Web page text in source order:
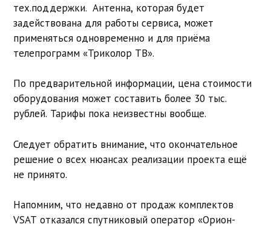
тех.поддержки. Антенна, которая будет
задействована для работы сервиса, может
применяться одновременно и для приёма
телепрограмм «Триколор ТВ».
По предварительной информации, цена стоимости
оборудования может составить более 30 тыс.
рублей. Тарифы пока неизвестны вообще.
Следует обратить внимание, что окончательное
решение о всех нюансах реализации проекта ещё
не принято.
Напомним, что недавно от продаж комплектов
VSAT отказался спутниковый оператор «Орион-